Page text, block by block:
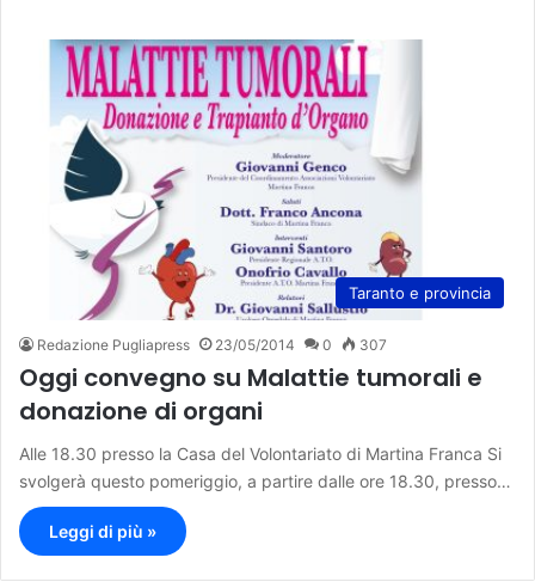
Taranto e provincia
Redazione Pugliapress 23/05/2014 0 307
Oggi convegno su Malattie tumorali e
donazione di organi
Alle 18.30 presso la Casa del Volontariato di Martina Franca Si
svolgerà questo pomeriggio, a partire dalle ore 18.30, presso…
Leggi di più »